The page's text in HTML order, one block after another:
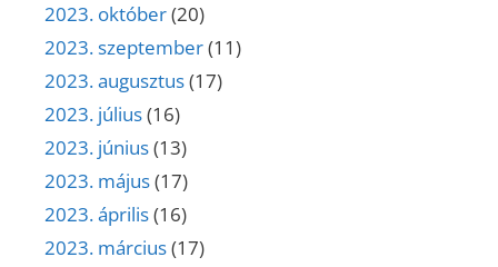
2023. október(20)
2023. szeptember(11)
2023. augusztus(17)
2023. július(16)
2023. június(13)
2023. május(17)
2023. április(16)
2023. március(17)